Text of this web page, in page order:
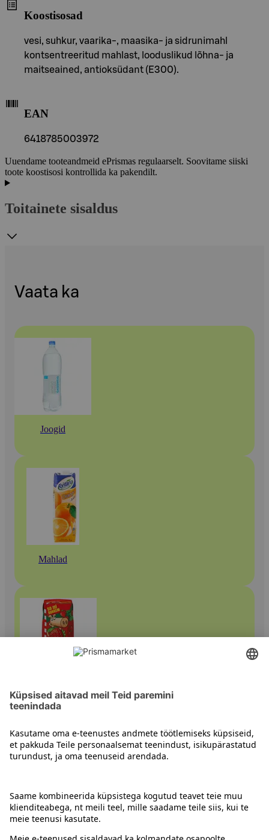
Koostisosad
vesi, suhkur, vaarika-, maasika- ja sidrunimahl
kontsentreeritud mahlast, looduslikud lõhna- ja
maitseained, antioksüdant (E300).
EAN
6418785003972
Uuendame tooteandmeid ePrismas regulaarselt. Soovitame siiski
toote koostisosi kontrollida ka pakendilt.
Toitainete sisaldus
Vaata ka
Joogid
Mahlad
Smuutid ja minimahlad
Juhised